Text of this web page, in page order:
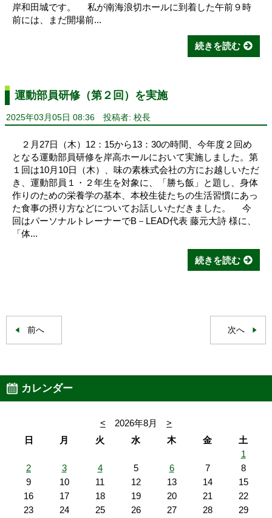
岸和田城です。 私が南海浪切ホールに到着した午前９時
前には、まだ開場前...
続きを読む
運動部員研修（第２回）を実施
2025年03月05日 08:36 投稿者: 校長
２月27日（木）12：15から13：30の時間、今年度２回め
となる運動部員研修を岸高ホールにおいて実施しました。第
１回は10月10日（木）、味の素株式会社の方にお越しいただ
き、運動部員１・２年生を対象に、「勝ち飯」と題し、身体
作りのための栄養学の基本、本校生徒たちの生活習慣にあっ
た食事の摂り方などについてお話しいただきました。 今
回はパーソナルトレーナーでB－LEAD代表 藤元大詩 様に、
「体...
続きを読む
前へ 次へ
カレンダー
< 2026年8月
>
日
月 火 水 木 金
土
1
2
3 4 5 6 7
8
9
10 11 12 13 14
15
16
17 18 19 20 21
22
23
24 25 26 27 28
29